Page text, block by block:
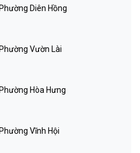
Diên Hồng
Vườn Lài
Hòa Hưng
Vĩnh Hội